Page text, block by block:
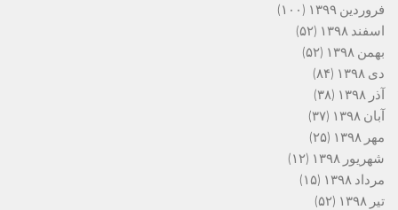
فروردین ۱۳۹۹
(۱۰۰)
اسفند ۱۳۹۸
(۵۲)
بهمن ۱۳۹۸
(۵۲)
دی ۱۳۹۸
(۸۴)
آذر ۱۳۹۸
(۳۸)
آبان ۱۳۹۸
(۳۷)
مهر ۱۳۹۸
(۲۵)
شهریور ۱۳۹۸
(۱۲)
مرداد ۱۳۹۸
(۱۵)
تیر ۱۳۹۸
(۵۲)